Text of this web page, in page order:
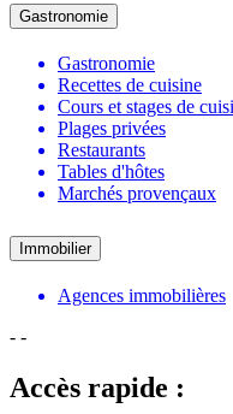
Gastronomie
Gastronomie
Recettes de cuisine
Cours et stages de
Plages privées
Restaurants
Tables d'hôtes
Marchés provençaux
Immobilier
Agences immobilières
- -
Accès rapide :